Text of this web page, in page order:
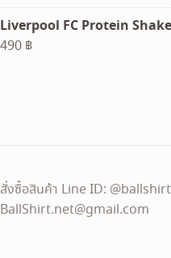
Liverpool FC Protein
490 ฿
สั่งซื้อสินค้า Line ID:
BallShirt.net@gmail.com